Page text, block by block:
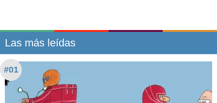
Las más leídas
#01